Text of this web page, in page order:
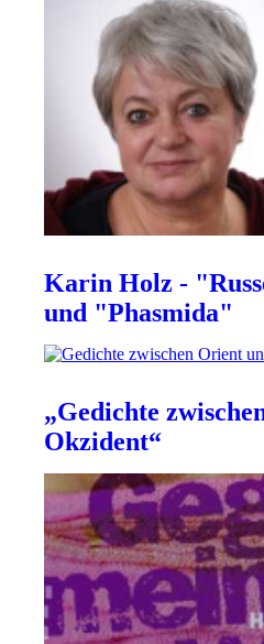
Karin Holz -
und "Phasmida"
„Gedichte
Okzident“